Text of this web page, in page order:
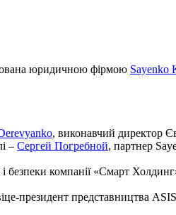
юридичною фірмою Sayenko
, виконавчий директор
– Сергей Погребной, партнер
і безпеки компанії «Смарт
віце-президент